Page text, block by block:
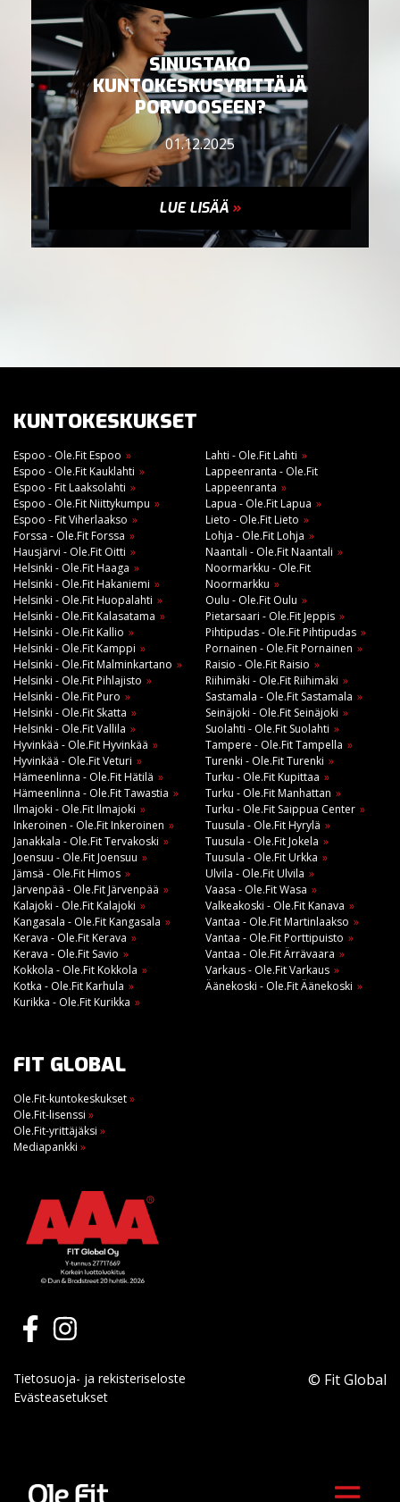
SINUSTAKO
KUNTOKESKUSYRITTÄJÄ
PORVOOSEEN?
01.12.2025
LUE LISÄÄ »
KUNTOKESKUKSET
Espoo - Ole.Fit Espoo
Espoo - Ole.Fit Kauklahti
Espoo - Fit Laaksolahti
Espoo - Ole.Fit Niittykumpu
Espoo - Fit Viherlaakso
Forssa - Ole.Fit Forssa
Hausjärvi - Ole.Fit Oitti
Helsinki - Ole.Fit Haaga
Helsinki - Ole.Fit Hakaniemi
Helsinki - Ole.Fit Huopalahti
Helsinki - Ole.Fit Kalasatama
Helsinki - Ole.Fit Kallio
Helsinki - Ole.Fit Kamppi
Helsinki - Ole.Fit Malminkartano
Helsinki - Ole.Fit Pihlajisto
Helsinki - Ole.Fit Puro
Helsinki - Ole.Fit Skatta
Helsinki - Ole.Fit Vallila
Hyvinkää - Ole.Fit Hyvinkää
Hyvinkää - Ole.Fit Veturi
Hämeenlinna - Ole.Fit Hätilä
Hämeenlinna - Ole.Fit Tawastia
Ilmajoki - Ole.Fit Ilmajoki
Inkeroinen - Ole.Fit Inkeroinen
Janakkala - Ole.Fit Tervakoski
Joensuu - Ole.Fit Joensuu
Jämsä - Ole.Fit Himos
Järvenpää - Ole.Fit Järvenpää
Kalajoki - Ole.Fit Kalajoki
Kangasala - Ole.Fit Kangasala
Kerava - Ole.Fit Kerava
Kerava - Ole.Fit Savio
Kokkola - Ole.Fit Kokkola
Kotka - Ole.Fit Karhula
Kurikka - Ole.Fit Kurikka
Lahti - Ole.Fit Lahti
Lappeenranta - Ole.Fit
Lappeenranta
Lapua - Ole.Fit Lapua
Lieto - Ole.Fit Lieto
Lohja - Ole.Fit Lohja
Naantali - Ole.Fit Naantali
Noormarkku - Ole.Fit
Noormarkku
Oulu - Ole.Fit Oulu
Pietarsaari - Ole.Fit Jeppis
Pihtipudas - Ole.Fit Pihtipudas
Pornainen - Ole.Fit Pornainen
Raisio - Ole.Fit Raisio
Riihimäki - Ole.Fit Riihimäki
Sastamala - Ole.Fit Sastamala
Seinäjoki - Ole.Fit Seinäjoki
Suolahti - Ole.Fit Suolahti
Tampere - Ole.Fit Tampella
Turenki - Ole.Fit Turenki
Turku - Ole.Fit Kupittaa
Turku - Ole.Fit Manhattan
Turku - Ole.Fit Saippua Center
Tuusula - Ole.Fit Hyrylä
Tuusula - Ole.Fit Jokela
Tuusula - Ole.Fit Urkka
Ulvila - Ole.Fit Ulvila
Vaasa - Ole.Fit Wasa
Valkeakoski - Ole.Fit Kanava
Vantaa - Ole.Fit Martinlaakso
Vantaa - Ole.Fit Porttipuisto
Vantaa - Ole.Fit Ärrävaara
Varkaus - Ole.Fit Varkaus
Äänekoski - Ole.Fit Äänekoski
FIT GLOBAL
Ole.Fit-kuntokeskukset»
Ole.Fit-lisenssi »
Ole.Fit-yrittäjäksi »
Mediapankki »
Tietosuoja- ja rekisteriseloste
Evästeasetukset
© Fit Global